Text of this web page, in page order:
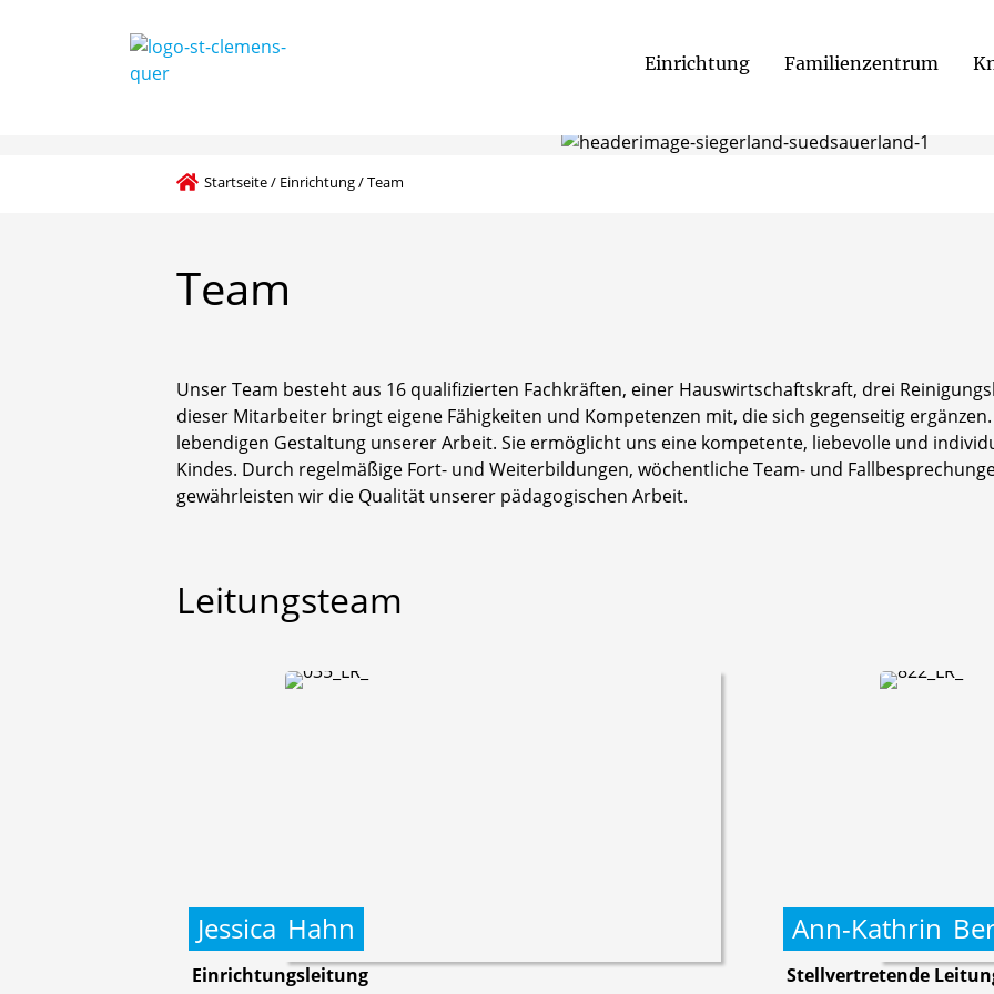
Einrichtung Familienzentrum
Startseite/ Einrichtung/Team
Team
Unser Team besteht aus 16 qualifizierten Fachkräften, einer Hauswirtschaftskraft, drei
dieser Mitarbeiter bringt eigene Fähigkeiten und Kompetenzen mit, die sich gegenseitig
lebendigen Gestaltung unserer Arbeit. Sie ermöglicht uns eine kompetente, liebevolle und
Kindes. Durch regelmäßige Fort- und Weiterbildungen, wöchentliche Team- und
gewährleisten wir die Qualität unserer pädagogischen Arbeit.
Leitungsteam
Jessica Hahn
Einrichtungsleitung
Ann-Kathrin
Stellvertretende